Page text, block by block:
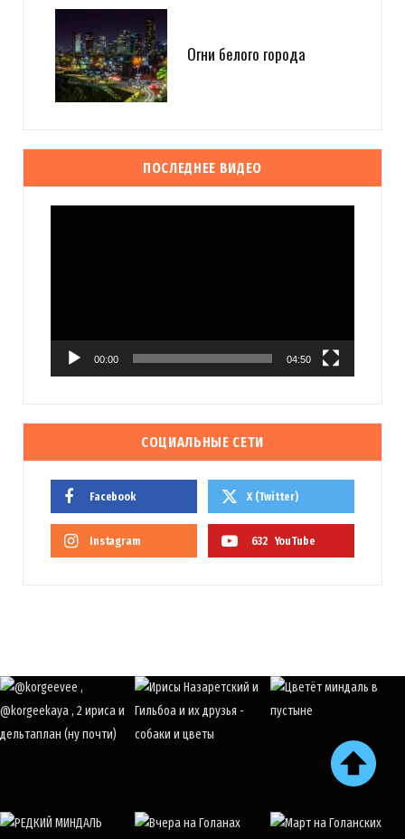
Огни белого города
ПОСЛЕДНЕЕ ВИДЕО
00:00 04:50
СОЦИАЛЬНЫЕ СЕТИ
Facebook X (Twitter)
Instagram 632 YouTube